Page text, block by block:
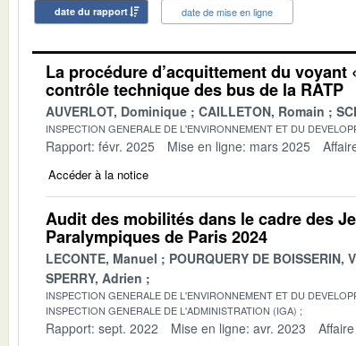
date du rapport date de mise en ligne
La procédure d’acquittement du voyant
contrôle technique des bus de la RATP
AUVERLOT, Dominique CAILLETON, Romain
INSPECTION GENERALE DE L'ENVIRONNEMENT ET DU
Rapport: févr. 2025 Mise en ligne: mars 2025
Accéder à la notice
Audit des mobilités dans le cadre des
Paralympiques de Paris 2024
LECONTE, Manuel POURQUERY DE BOISSERIN,
SPERRY, Adrien
INSPECTION GENERALE DE L'ENVIRONNEMENT ET DU
INSPECTION GENERALE DE L'ADMINISTRATION (IGA)
Rapport: sept. 2022 Mise en ligne: avr. 2023